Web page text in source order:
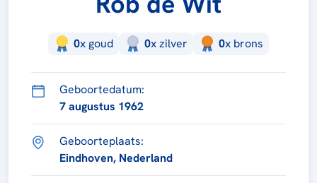
0x goud 0xzilver 0x brons
Geboortedatum:
7 augustus 1962
Geboorteplaats:
Eindhoven, Nederland